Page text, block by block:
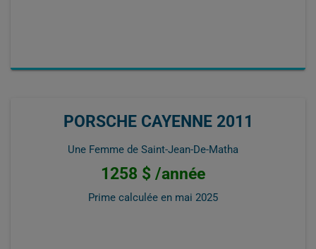
PORSCHE CAYENNE 2011
Une Femme de Saint-Jean-De-Matha
1258 $ /année
Prime calculée en mai 2025